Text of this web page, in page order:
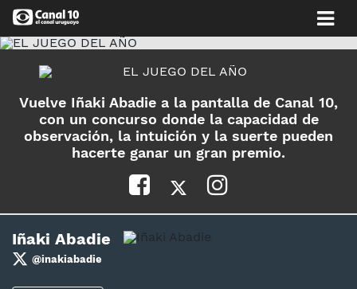
Vuelve Iñaki Abadie a la pantalla de Canal 10,
con un concurso donde la capacidad de
observación, la intuición y la suerte pueden
hacerte ganar un gran premio.
Iñaki Abadie
@inakiabadie